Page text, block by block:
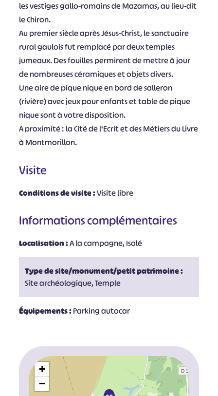
les vestiges gallo-romains de Mazamas, au lieu-dit
le Chiron.
Au premier siècle après Jésus-Christ, le sanctuaire
rural gaulois fut remplacé par deux temples
jumeaux. Des fouilles permirent de mettre à jour
de nombreuses céramiques et objets divers.
Une aire de pique nique en bord de salleron
(rivière) avec jeux pour enfants et table de pique
nique sont à votre disposition.
A proximité : la Cité de l'Ecrit et des Métiers du Livre
à Montmorillon.
Visite
Conditions de visite :Visite libre
Informations complémentaires
Localisation :A la campagne, Isolé
Type de site/monument/petit patrimoine :
Site archéologique, Temple
Équipements :Parking autocar
+
−